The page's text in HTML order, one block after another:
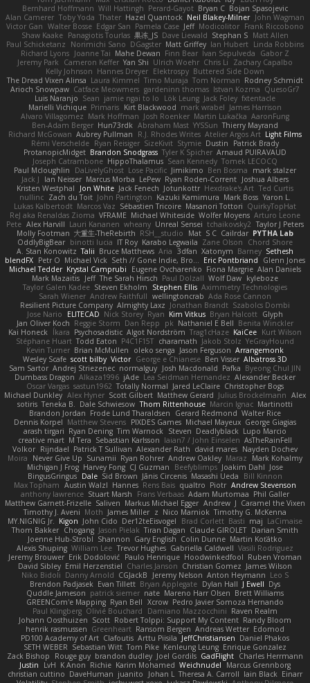
Bernhard Hoffmann Will Hattingh Perard-Gayot Bryan C Bojan Spasojevic
Alan Camerer Toby Yoda Thater Hazel Quantock Neil Blakey-Milner John Wagman
Victor Gan Walter Bosse Edgar San Pamela Case Jeff Modicolitor Frank Riccobono
Shaw Kaake Panagiotis Tourlas 果冻_JS Dave Liewald Stephan S Matt Allen
Paul Schicketanz
Norimichi Sano DGagster Matt Griffey Ian Hubert Linda Robbins
Richard Lyons Joanne Tai Mahe Dewan Finn Bear Ivan Sepulveda
Gabor Z
Jeremy Park
Cameron Keffer Yan Shi Ulrich Woehr Chris Li
Zachary Capalbo
Kelly Johnson Hannes Dreyer Elektrospy Buttered Side Down
The Dread Vixen Alinsa Laura Kimmel Timo Muraja Tom Norman Rodney Schmidt
Arioch Snowpaw Catface Meowmers gardeninn thomas Istvan Kozma QuesoGr7
Luis Naranjo Sean jamie ngai to lo Lök Leung Jack Foley fxtentacle
Marielli Vichique Primaris Kirt Blackwood mark wrabel James Harrison
Alvaro Villagomez Mark Hoffman Josh Roenker Martin Lukačka AaronFung
Ben-Adam Berger Hun73rdk Abraham Mast YYSSun Thierry Mayrand
Richard McGowan Aubrey Pullman R.J. Rhodes Writes Atelier Argos Art Light Films
Rémi Verschelde Ryan Reisiger SizeKivit Stymie Dustin
Patrick Brady
ProtanopicMidget Brandon Snodgrass Tyler K Spicher Arnaud PUIRAVAUD
Joseph Catrambone HippoThalamus Sean Kennedy Tomek LECOCQ
Paul Mcloughlin
DaLivelyGhost Lose Pacific Jimikimo Ben Bosma
mark stalzer
Jack J
Ian Neisser Marcus Morba LePew Ryan Roden-Corrent Joshua Albers
Kristen Westphal
Jon White Jack Fenech Jotunkottr Hexdrake's Art Ted Curtis
nullinc Zach du Toit John Partington Kazuki Kamimura Mark Boss Yaron L.
Lukas Kalbertodt Marcos Vaz Sébastien Tricoire Masanori Tottori QuirkyTopHat
ReJ aka Renaldas Zioma VFRAME Michael Whiteside Wolfer Moyens Arturo Leone
Pete Alex Harvill Lauri Kananen wheany Unreal Sensei tchaikovsky2 Taylor J Peters
Molly Footman 大重生-TheRebirth RSH__studio Mat S C Cailrdar PYTHA Lab
OddlyBigBear binotti lucia IT Roy Karabo Legwaila Zane Olson
Chord Shore
A. Stan Konowitz Talii Bruce Matthews Aria 3dfan Xatonym Barney Sethesh
blendFX Petr O Michael Vick Seth // Gone Indie, Bro... Eric Pontbriand
Glenn Jones
Michael Tedder Krystal Camprubi Eugene Ovcharenko Fiona Margrie Alan Daniels
Mark Mazaitis Jeff The Sarah Hirsch Paul Dolzall Wolf Daw kyleboze
Taylor Galen Kadee Steven Ekholm Stephen Ellis Aximmetry Technologies
Sarah Wiener Andrew Faithfull wellingtoncrab Ada Rose Cannon
Resilient Picture Company Almighty Laxz Jonathan Brandt Szabolcs Dombi
Jose Nario
ELITECAD Nick Storey Ryan Kim Vitkus Bryan Halcott Glyph
Jan Oliver Koch Reggie Storm Dan Repp pk Nathaniel E Bell Benita Winckler
Kai Honeck Íkara Psychosadistic Algot Nordström Trag1cHaze KaiCee Kurt Wilson
Stéphane Huart Todd Eaton P4C1F15T charamath Jakob Stolz YeGrayHound
Kevin Turner Brian McMullen oleko senga Jason Ferguson Arrangemonk
Wesley Scafe scott bilby Victor George e Chianese Ben Visser Albatross 3D
Sam Sartor Andrej Striezenec normalguy Josh Macdonald Pafka Byeong Chul JIN
Dumbass Dragon Alkaza1996 jAde Lea Seidman Hernandez Alexander Becker
Oscar Vargas sastun1962 Totally Normal Jared LeClaire Christopher Bogs
Michael Dunkley Alex Hyner Scott Gilbert Matthew Gerard Julius Brockelmann Alex
sotiris Teneka B. Dale Schwiesow Thom Rittenhouse Marcin Ignac Martinotti
Brandon Jordan Frode Lund Tharaldsen Gerard Redmond Walter Rice
Dennis Korpel Matthew Stevens PIXDES Games Michael Mayeux George Giagias
arash tirgari Ryan Dening Tim Warnock Steven Deadlyblack Lupo Marcio
creative mart M Tera Sebastian Karlsson Iaian7 / John Einselen AsTheRainFell
Volkor Rijndael Patrick T Sullivan Alexander Rath david mares Nayden Dochev
Moira
Never Give Up Sunamii Ryan Rohrer Andrew Oakley Maraz
Mark Kohalmy
Michigan J Frog Harvey Fong CJ Guzman Beefyblimps Joakim Dahl Jose
BingusGringus Dale Sid Brown Jānis Circenis Masashi Ueda
Bill Kinnon
Max Topham Austin Walzl Hannes Rens Bais qualtro Piotr Andrew Stevenson
anthony lawrence Stuart Marsh Frans Verbaas Adam Murtomaa Phil Galler
Matthew Garnett-Frizelle Saliven Markus Michael Egger Andrew J Caramel the Vixen
Timothy J. Aveni Moth James Miller z Nico Marniok Timothy G. McKenna
MY.NIGNIG Jr. Kigon John Cido Der12teEisvogel Brad Corlett Basti maj LaCimaise
Thom Bakker Chogang Jason Pielak Tiran Dagan Claude GIROLET Darian Smith
Joenne Hub-Strobl Shannon Gary English Colin Dunne Martin Koťátko
Alexis Shuping William Lee Trevor Hughes Gabriella Caldwell Vasili Rodriguez
Jeremy Brouwer Erik Dodolović Paulo Henrique Hoodwinkedfool Ruben Vroman
David Sibley Emil Herzenstiel Charles Janson Christian Gomez James Wilson
Niko Bidoli Danny Arnold CGJackB Jeremy Nelson Anton Heymann Leo S
Brendon Padjasek Evan Tillett Bryan Applegate Dylan Hall J Ewell Dys
Quddle Jameson patrick siemer nate Mareno Harr Olsen Brett Williams
GREENCom'e Mapping Ryan Bell Xcrow Pedro Javier Somoza Hernando
Paul Klingberg Olivié Bouchard Damiano Mazzocchini Raven Realm
Johann Oosthuizen Scott Robert Tolppi: Support My Content Randy Bloom
henrik rasmussen Greenheart Ransom Bergen Andreas Wetter Edomod
PD100 Academy of Art Clafoutis Arttu Piisila JeffChristiansen Daniel Phakos
SETH WEBER Sebastian Witt Tom Pike Kenleung Leung Enrique Gonzalez
Zack Bishop
Rouge guy brandon dudley Joel Gordils GadFlight Charles Herrmann
Justin
LvH K Anon Richie Karim Mohamed Weichnudel
Marcus Grennborg
christian cuttino DaveHuman juanito Johan L Theresa A. Carroll Iain Black Einarr